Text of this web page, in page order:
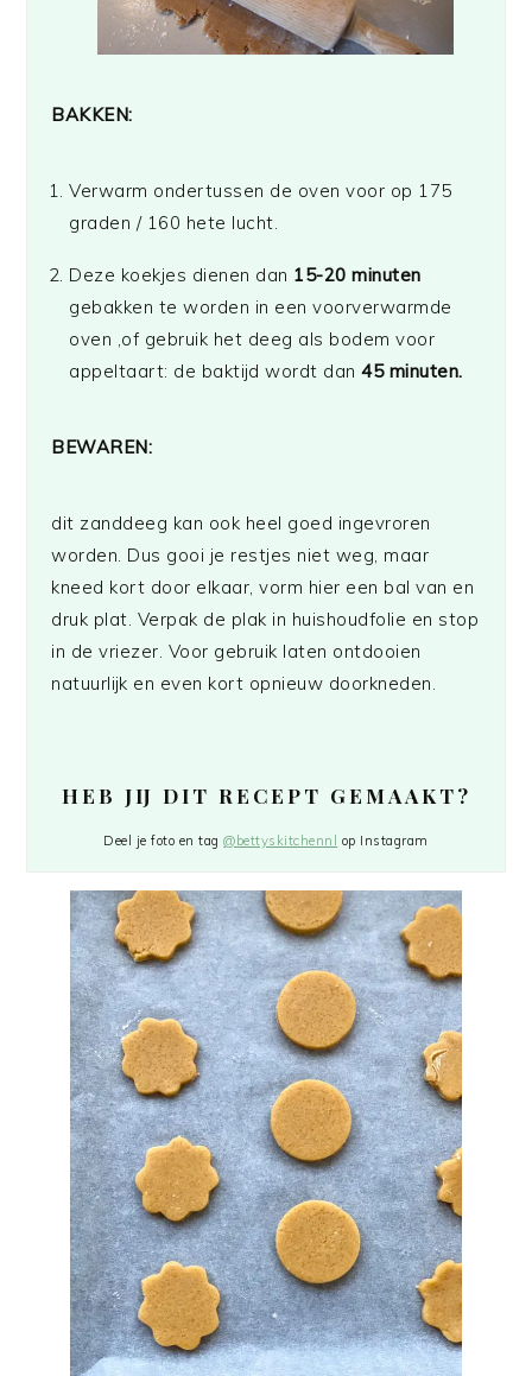
BAKKEN:
Verwarm ondertussen de oven voor op 175
graden / 160 hete lucht.
Deze koekjes dienen dan 15-20 minuten
gebakken te worden in een voorverwarmde
oven ,of gebruik het deeg als bodem voor
appeltaart: de baktijd wordt dan45 minuten.
BEWAREN:
dit zanddeeg kan ook heel goed ingevroren
worden. Dus gooi je restjes niet weg, maar
kneed kort door elkaar, vorm hier een bal van en
druk plat. Verpak de plak in huishoudfolie en stop
in de vriezer. Voor gebruik laten ontdooien
natuurlijk en even kort opnieuw doorkneden.
HEB JIJ DIT RECEPT GEMAAKT?
Deel je foto en tag@bettyskitchennl op Instagram